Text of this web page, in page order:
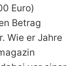
Euro)
Betrag
Wie er Jahre